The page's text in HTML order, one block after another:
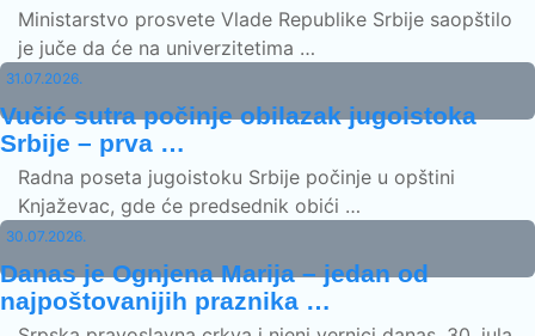
Ministarstvo prosvete Vlade Republike Srbije saopštilo
je juče da će na univerzitetima …
31.07.2026.
Vučić sutra počinje obilazak jugoistoka
Srbije – prva …
Radna poseta jugoistoku Srbije počinje u opštini
Knjaževac, gde će predsednik obići …
30.07.2026.
Danas je Ognjena Marija – jedan od
najpoštovanijih praznika …